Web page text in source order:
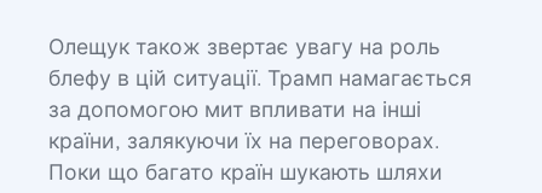
Олещук також звертає увагу на роль
блефу в цій ситуації. Трамп намагається
за допомогою мит впливати на інші
країни, залякуючи їх на переговорах.
Поки що багато країн шукають шляхи